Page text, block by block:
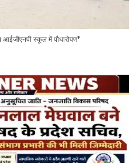
आईजीएनपी स्कूल में पौधारोपण*